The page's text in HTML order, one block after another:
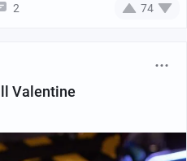
2 74
Valentine